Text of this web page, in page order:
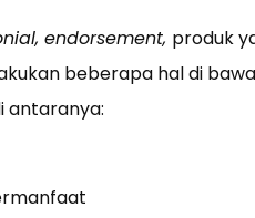
endorsement, produk
beberapa hal di
antaranya: